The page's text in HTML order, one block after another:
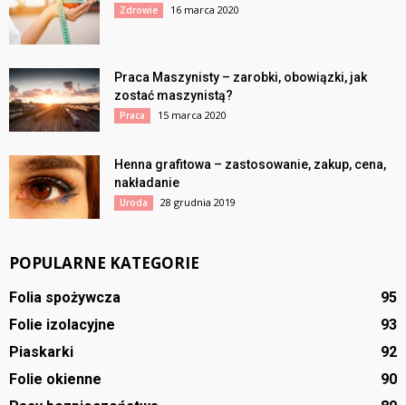
Zdrowie 16 marca 2020
Praca Maszynisty – zarobki, obowiązki, jak
zostać maszynistą?
Praca 15 marca 2020
Henna grafitowa – zastosowanie, zakup, cena,
nakładanie
Uroda 28 grudnia 2019
POPULARNE KATEGORIE
Folia spożywcza
95
Folie izolacyjne
93
Piaskarki
92
Folie okienne
90